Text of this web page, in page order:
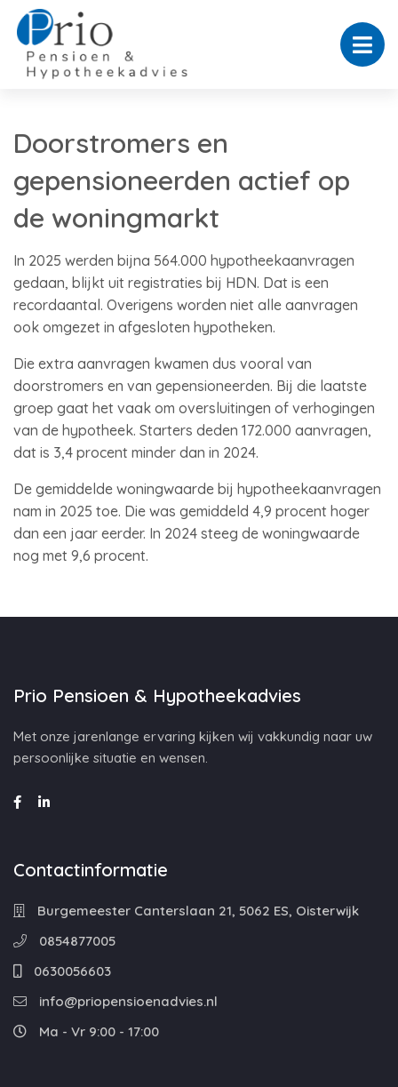
Doorstromers en
gepensioneerden actief op
de woningmarkt
In 2025 werden bijna 564.000 hypotheekaanvragen
gedaan, blijkt uit registraties bij HDN. Dat is een
recordaantal. Overigens worden niet alle aanvragen
ook omgezet in afgesloten hypotheken.
Die extra aanvragen kwamen dus vooral van
doorstromers en van gepensioneerden. Bij die laatste
groep gaat het vaak om oversluitingen of verhogingen
van de hypotheek. Starters deden 172.000 aanvragen,
dat is 3,4 procent minder dan in 2024.
De gemiddelde woningwaarde bij hypotheekaanvragen
nam in 2025 toe. Die was gemiddeld 4,9 procent hoger
dan een jaar eerder. In 2024 steeg de woningwaarde
nog met 9,6 procent.
Prio Pensioen & Hypotheekadvies
Met onze jarenlange ervaring kijken wij vakkundig naar uw
persoonlijke situatie en wensen.
Contactinformatie
Burgemeester Canterslaan 21, 5062 ES, Oisterwijk
0854877005
0630056603
info@priopensioenadvies.nl
Ma - Vr 9:00 - 17:00